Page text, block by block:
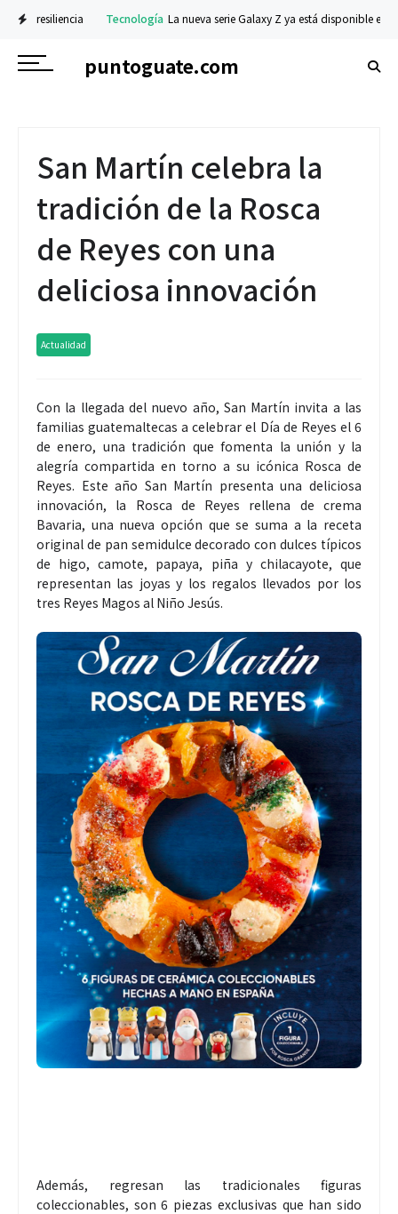
Tecnología La nueva serie Galaxy Z ya está disponible en
puntoguate.com
San Martín celebra la
tradición de la Rosca
de Reyes con una
deliciosa innovación
Actualidad
Con la llegada del nuevo año, San Martín invita a las
familias guatemaltecas a celebrar el Día de Reyes el 6
de enero, una tradición que fomenta la unión y la
alegría compartida en torno a su icónica Rosca de
Reyes. Este año San Martín presenta una deliciosa
innovación, la Rosca de Reyes rellena de crema
Bavaria, una nueva opción que se suma a la receta
original de pan semidulce decorado con dulces típicos
de higo, camote, papaya, piña y chilacayote, que
representan las joyas y los regalos llevados por los
tres Reyes Magos al Niño Jesús.
Además, regresan las tradicionales figuras
coleccionables, son 6 piezas exclusivas que han sido